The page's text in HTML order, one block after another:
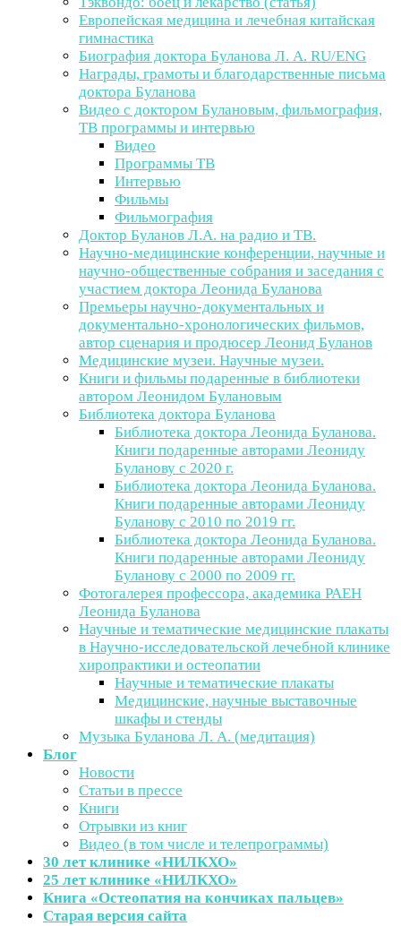
Европейская медицина и лечебная китайская
гимнастика
Биография доктора Буланова Л. А. RU/ENG
Награды, грамоты и благодарственные письма
доктора Буланова
Видео с доктором Булановым, фильмография,
ТВ программы и интервью
Видео
Программы ТВ
Интервью
Фильмы
Фильмография
Доктор Буланов Л.А. на радио и ТВ.
Научно-медицинские конференции, научные и
научно-общественные собрания и заседания с
участием доктора Леонида Буланова
Премьеры научно-документальных и
документально-хронологических фильмов,
автор сценария и продюсер Леонид Буланов
Медицинские музеи. Научные музеи.
Книги и фильмы подаренные в библиотеки
автором Леонидом Булановым
Библиотека доктора Буланова
Библиотека доктора Леонида Буланова.
Книги подаренные авторами Леониду
Буланову с 2020 г.
Библиотека доктора Леонида Буланова.
Книги подаренные авторами Леониду
Буланову с 2010 по 2019 гг.
Библиотека доктора Леонида Буланова.
Книги подаренные авторами Леониду
Буланову с 2000 по 2009 гг.
Фотогалерея профессора, академика РАЕН
Леонида Буланова
Научные и тематические медицинские плакаты
в Научно-исследовательской лечебной клинике
хиропрактики и остеопатии
Научные и тематические плакаты
Медицинские, научные выставочные
шкафы и стенды
Музыка Буланова Л. А. (медитация)
Блог
Новости
Статьи в прессе
Книги
Отрывки из книг
Видео (в том числе и телепрограммы)
30 лет клинике «НИЛКХО»
25 лет клинике «НИЛКХО»
Книга «Остеопатия на кончиках пальцев»
Старая версия сайта